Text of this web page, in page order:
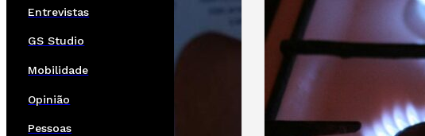
Entrevistas
GS Studio
Mobilidade
Opinião
Pessoas